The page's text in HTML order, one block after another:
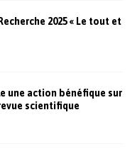
2025 « Le tout et
une action bénéfique sur
scientifique